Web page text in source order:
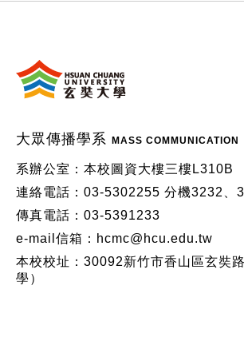
大眾傳播學系 MASS COMMUNICATION
系辦公室：本校圖資大樓三樓L310B
連絡電話：03-5302255 分機3232、
傳真電話：03-5391233
e-mail信箱：hcmc@hcu.edu.tw
本校校址：30092新竹市香山區玄奘
學）